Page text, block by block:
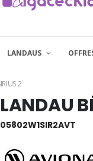
LANDAUS
2
LANDAU
05802W1SIR2AVT